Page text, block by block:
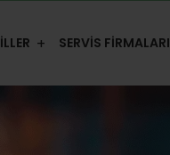
İLLER SERVİS FİRMALARI